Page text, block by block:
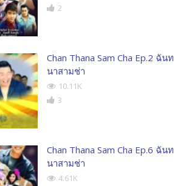
2
Chan Thana Sam Cha Ep.2 ฉันท
นาสามช่า
10.11K
3
Chan Thana Sam Cha Ep.6 ฉันท
นาสามช่า
4.61K